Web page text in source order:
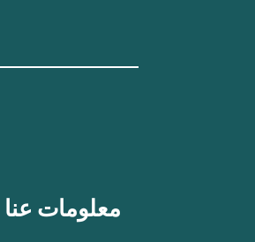
معلومات عنا